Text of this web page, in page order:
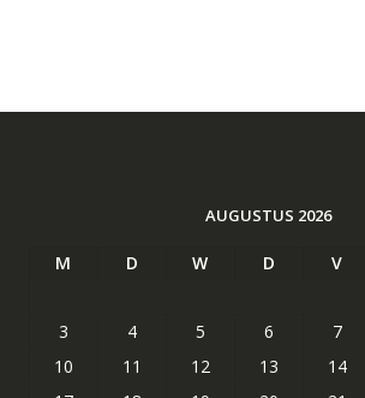
AUGUSTUS 2026
M D W D V
3
4 5 6 7
10
11 12 13 14